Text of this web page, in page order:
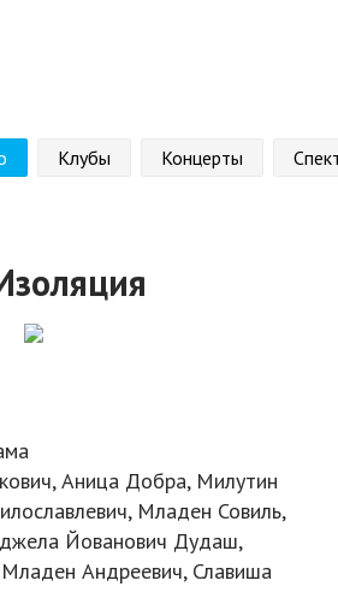
Клубы Концерты
Аница Добра, Милутин
Младен Совиль,
Йованович Дудаш,
Андреевич, Славиша